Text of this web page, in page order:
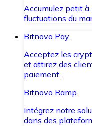
Accumulez petit à
fluctuations du
Bitnovo Pay
Acceptez les
et attirez des
paiement.
Bitnovo Ramp
Intégrez notre
dans des